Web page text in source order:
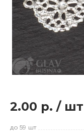
2.00 р. / шт
до 59 шт